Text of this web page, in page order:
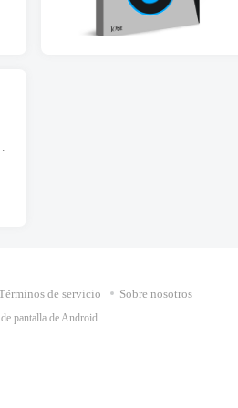
de servicio Sobre nosotros
pantalla de Android